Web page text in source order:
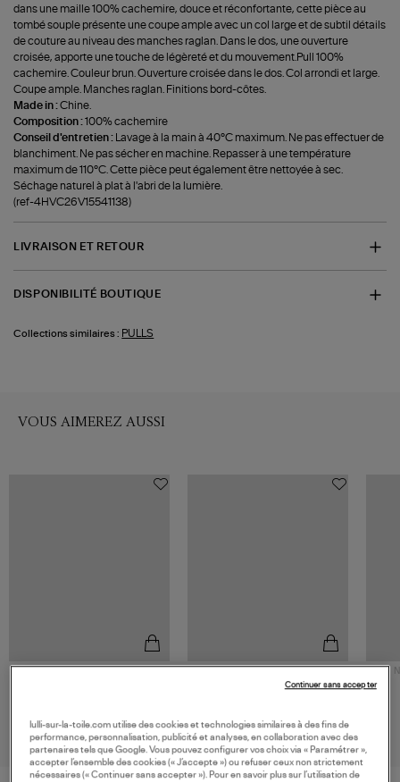
dans une maille 100% cachemire, douce et réconfortante, cette pièce au
tombé souple présente une coupe ample avec un col large et de subtil détails
de couture au niveau des manches raglan. Dans le dos, une ouverture
croisée, apporte une touche de légèreté et du mouvement.Pull 100%
cachemire. Couleur brun. Ouverture croisée dans le dos. Col arrondi et large.
Coupe ample. Manches raglan. Finitions bord-côtes.
Made in :Chine.
Composition :100% cachemire
Conseil d'entretien :
Lavage à la main à 40°C maximum. Ne pas effectuer de
blanchiment. Ne pas sécher en machine. Repasser à une température
maximum de 110°C. Cette pièce peut également être nettoyée à sec.
Séchage naturel à plat à l'abri de la lumière.
(ref-4HVC26V15541138)
LIVRAISON ET RETOUR
DISPONIBILITÉ BOUTIQUE
Collections similaires : PULLS
VOUS AIMEREZ AUSSI
3/4 Tourterelle
VANESSA BRUNO
lulli-sur-la-toile.com utilise des cookies et technologies similaires à des fins de
performance, personnalisation, publicité et analyses, en collaboration avec des
partenaires tels que Google. Vous pouvez configurer vos choix via « Paramétrer »,
accepter l’ensemble des cookies (« J’accepte ») ou refuser ceux non strictement
nécessaires (« Continuer sans accepter »). Pour en savoir plus sur l’utilisation de
Continuer sans accepter